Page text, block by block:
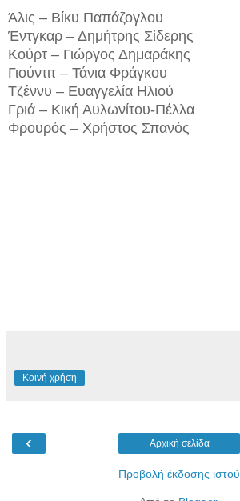
Άλις – Βίκυ Παπάζογλου
Έντγκαρ – Δημήτρης Σίδερης
Κούρτ – Γιώργος Δημαράκης
Γιούντιτ – Τάνια Φράγκου
Τζέννυ – Ευαγγελία Ηλιού
Γριά – Κική Αυλωνίτου-Πέλλα
Φρουρός – Χρήστος Σπανός
Κοινή χρήση
‹ Αρχική σελίδα
Προβολή έκδοσης ιστού